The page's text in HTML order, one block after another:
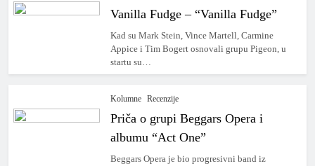
Vanilla Fudge – “Vanilla Fudge”
Kad su Mark Stein, Vince Martell, Carmine
Appice i Tim Bogert osnovali grupu Pigeon, u
startu su…
Kolumne Recenzije
Priča o grupi Beggars Opera i
albumu “Act One”
Beggars Opera je bio progresivni band iz